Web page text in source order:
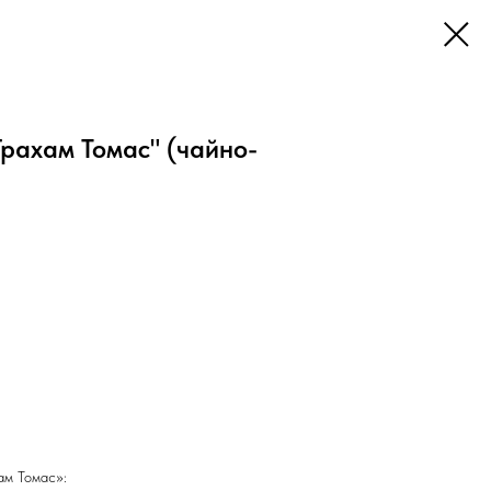
Томас" (чайно-
Томас»: